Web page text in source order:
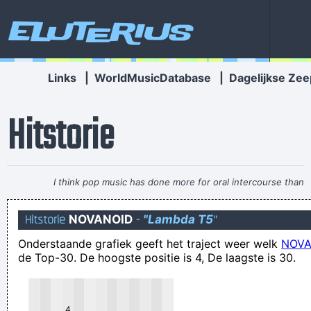
Eluterius
Links WorldMusicDatabase Dagelijkse
Hitstorie
I think pop music has done more for oral intercourse than
anything else that ever happened, and vice versa.~ Frank
it´s the way we ooooooooooaaaaaaaahhhhhrrrrrrheee!
beter een kater van de alkohol dan een waterhoofd van de
Moest het iemand interesseren: de pizzadozen van Bruno's
Hitstorie NOVANOID - "Lambda T5"
Onderstaande grafiek geeft het traject weer welk
de Top-30. De hoogste positie is 4, De laagste is 30.